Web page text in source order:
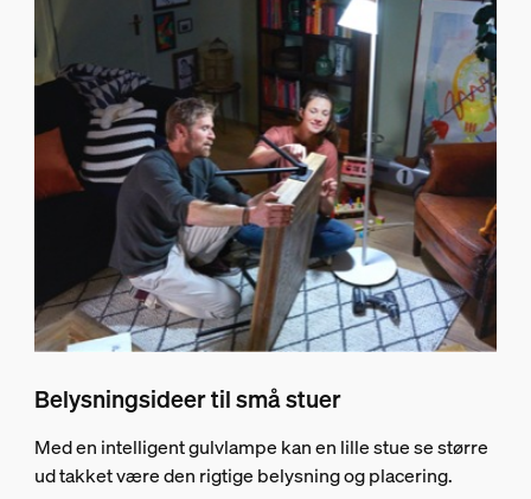
Belysningsideer til små stuer
Med en intelligent gulvlampe kan en lille stue se større
ud takket være den rigtige belysning og placering.